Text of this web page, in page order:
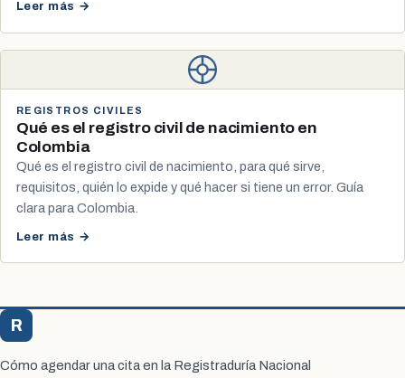
Leer más →
REGISTROS CIVILES
Qué es el registro civil de nacimiento en
Colombia
Qué es el registro civil de nacimiento, para qué sirve,
requisitos, quién lo expide y qué hacer si tiene un error. Guía
clara para Colombia.
Leer más →
R
Cómo agendar una cita en la Registraduría Nacional